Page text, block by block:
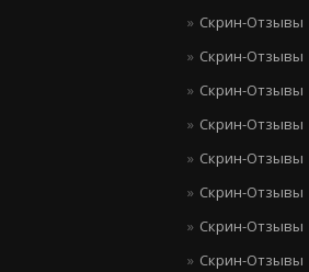
Скрин-Отзывы
Скрин-Отзывы
Скрин-Отзывы
Скрин-Отзывы
Скрин-Отзывы
Скрин-Отзывы
Скрин-Отзывы
Скрин-Отзывы